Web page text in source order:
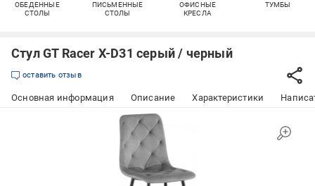
ОБЕДЕННЫЕ
СТОЛЫ
ПИСЬМЕННЫЕ
СТОЛЫ
ОФИСНЫЕ
КРЕСЛА
ТУМБЫ
Стул GT Racer X-D31 серый / черный
оставить отзыв
Основная информация Описание Характеристики